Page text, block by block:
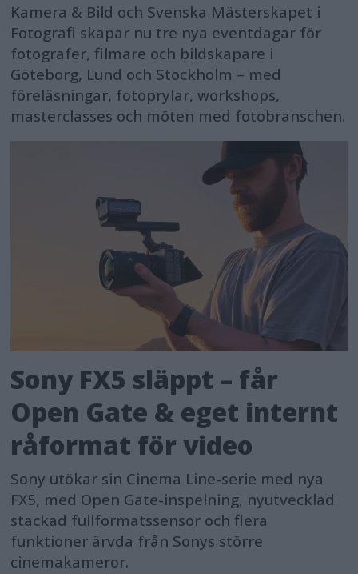
Kamera & Bild och Svenska Mästerskapet i
Fotografi skapar nu tre nya eventdagar för
fotografer, filmare och bildskapare i
Göteborg, Lund och Stockholm – med
föreläsningar, fotoprylar, workshops,
masterclasses och möten med fotobranschen.
Sony FX5 släppt – får
Open Gate & eget internt
råformat för video
Sony utökar sin Cinema Line-serie med nya
FX5, med Open Gate-inspelning, nyutvecklad
stackad fullformatssensor och flera
funktioner ärvda från Sonys större
cinemakameror.